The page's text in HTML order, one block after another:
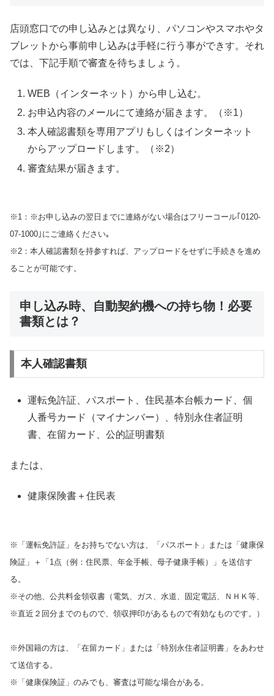
店頭窓口での申し込みとは異なり、パソコンやスマホやタ
ブレットから事前申し込みは手軽に行う事ができす。それ
では、下記手順で審査を待ちましょう。
WEB（インターネット）から申し込む。
お申込内容のメールにて連絡が届きます。（※1）
本人確認書類を専用アプリもしくはインターネット
からアップロードします。（※2）
審査結果が届きます。
※1：※お申し込みの翌日までに連絡がない場合はフリーコール｢0120-
07-1000｣にご連絡ください｡
※2：本人確認書類を持参すれば、アップロードをせずに手続きを進め
ることが可能です。
申し込み時、自動契約機への持ち物！必要
書類とは？
本人確認書類
運転免許証、パスポート、住民基本台帳カード、個
人番号カード（マイナンバー）、特別永住者証明
書、在留カード、公的証明書類
または、
健康保険書＋住民表
※「運転免許証」をお持ちでない方は、「パスポート」または「健康保
険証」＋「1点（例：住民票、年金手帳、母子健康手帳）」を送信す
る。
※その他、公共料金領収書（電気、ガス、水道、固定電話、ＮＨＫ等、
※直近２回分までのもので、領収押印があるもので有効なものです。）
※外国籍の方は、「在留カード」または「特別永住者証明書」をあわせ
て送信する。
※「健康保険証」のみでも、審査は可能な場合がある。